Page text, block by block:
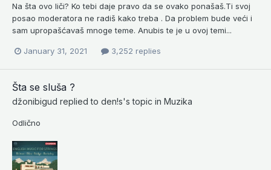
Na šta ovo liči? Ko tebi daje pravo da se ovako ponašaš.Ti svoj
posao moderatora ne radiš kako treba . Da problem bude veći i
sam upropašćavaš mnoge teme. Anubis te je u ovoj temi...
January 31, 2021 3,252 replies
Šta se sluša ?
džonibigud replied to den!s's topic in Muzika
Odlično